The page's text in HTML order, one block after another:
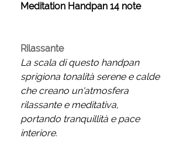
Meditation Handpan 14 note
Rilassante
La scala di questo handpan
sprigiona tonalità serene e calde
che creano un'atmosfera
rilassante e meditativa,
portando tranquillità e pace
interiore.